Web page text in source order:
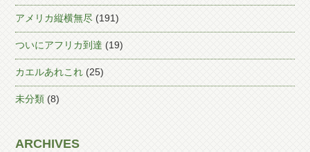
アメリカ縦横無尽 (191)
ついにアフリカ到達 (19)
カエルあれこれ (25)
未分類 (8)
ARCHIVES